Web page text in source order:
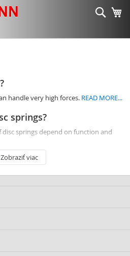
handle very high forces. READ MORE...
springs?
springs depend on function and
of disc springs
viac